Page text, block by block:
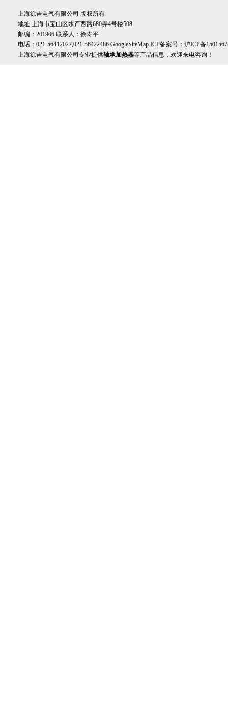
上海徐吉电气有限公司 版权所有
地址:上海市宝山区水产西路680弄4号楼508
邮编：201906 联系人：徐寿平
电话：021-56412027,021-56422486 GoogleSiteMap ICP备案号： 沪ICP备
上海徐吉电气有限公司专业提供轴承加热器等产品信息，欢迎来电咨询！